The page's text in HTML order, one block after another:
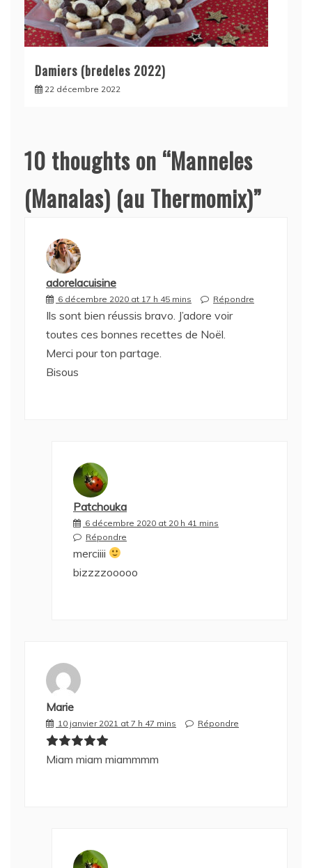
Damiers (bredeles 2022)
22 décembre 2022
10 thoughts on “Manneles
(Manalas) (au Thermomix)”
adorelacuisine
6 décembre 2020 at 17 h 45 mins Répondre
Ils sont bien réussis bravo. J’adore voir
toutes ces bonnes recettes de Noël.
Merci pour ton partage.
Bisous
Patchouka
6 décembre 2020 at 20 h 41 mins
Répondre
merciiii
bizzzzooooo
Marie
10 janvier 2021 at 7 h 47 mins Répondre
Miam miam miammmm